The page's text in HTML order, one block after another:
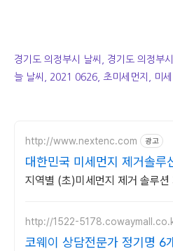
경기도 의정부시 날씨, 경기도 의정부
늘 날씨, 2021 0626, 초미세먼지, 미
http://www.nextenc.com 광고
대한민국 미세먼지 제거솔루
지역별 (초)미세먼지 제거 솔루션
http://1522-
코웨이 상담전문가 정기명 6